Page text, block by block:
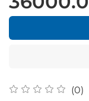
(0)